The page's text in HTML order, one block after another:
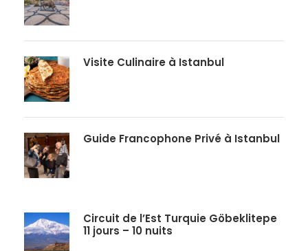
Visite Culinaire à Istanbul
Guide Francophone Privé à Istanbul
Circuit de l’Est Turquie Göbeklitepe
11 jours – 10 nuits